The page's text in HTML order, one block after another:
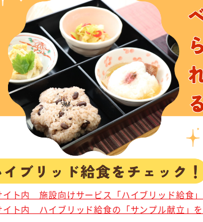
ト内 施設向けサービス「ハイブリッド給食」
ト内 ハイブリッド給食の「サンプル献立」を